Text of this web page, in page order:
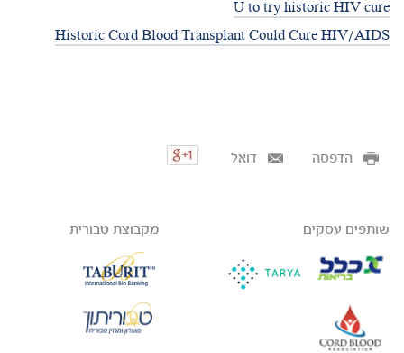
U to try historic HIV cure
Historic Cord Blood Transplant Could Cure HIV/AIDS
הדפסה דואל
שותפים עסקים מקבוצת טבורית